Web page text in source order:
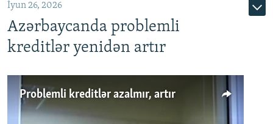
İyun 26, 2026
Azərbaycanda problemli
kreditlər yenidən artır
Problemli kreditlər azalmır, artır